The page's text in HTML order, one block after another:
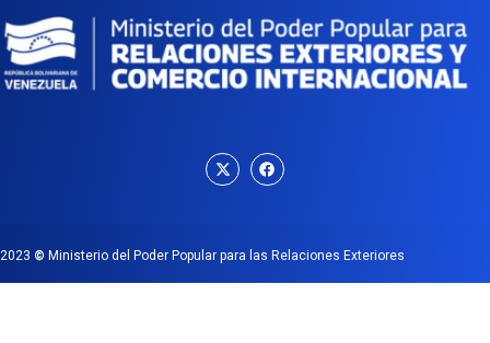
2023 © Ministerio del Poder Popular para las Relaciones Exteriores